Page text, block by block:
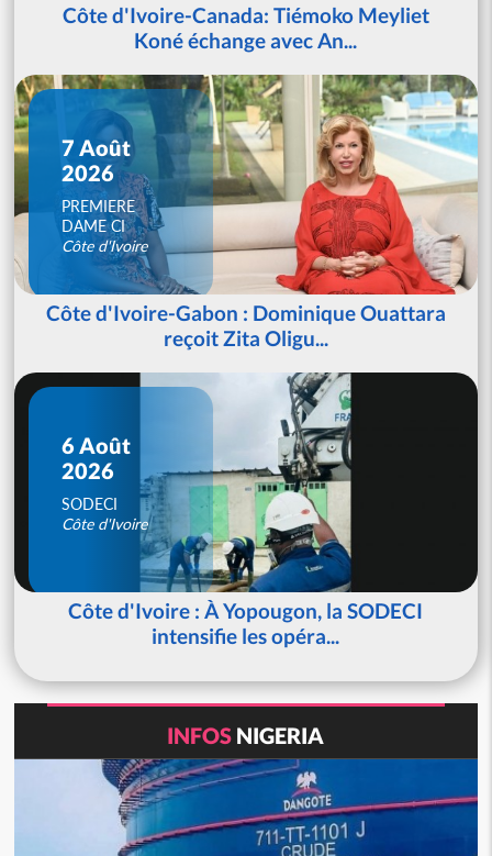
Côte d'Ivoire-Canada: Tiémoko Meyliet
Koné échange avec An...
7 Août
2026
PREMIERE
DAME CI
Côte d'Ivoire
Côte d'Ivoire-Gabon : Dominique Ouattara
reçoit Zita Oligu...
6 Août
2026
SODECI
Côte d'Ivoire
Côte d'Ivoire : À Yopougon, la SODECI
intensifie les opéra...
INFOS NIGERIA